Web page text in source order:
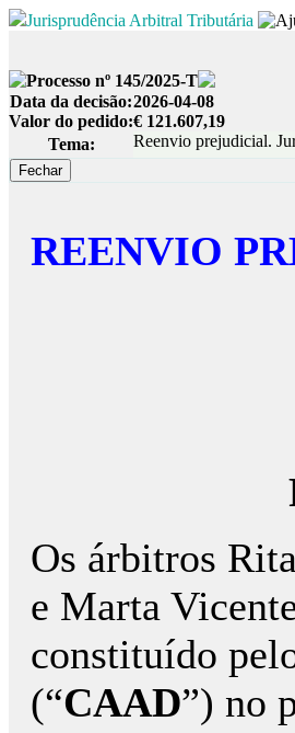
Jurisprudência Arbitral Tributária
Processo nº 145/2025-T
Data da decisão:2026-04-08
Valor do pedido:€ 121.607,19
Tema:
Reenvio prejudicial.
REENVIO
Os árbitros
e Marta
constituído
(“CAAD”) no